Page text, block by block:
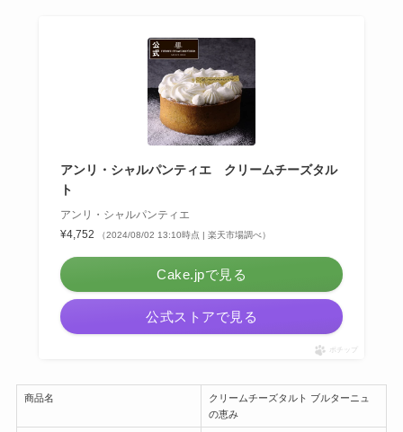
アンリ・シャルパンティエ クリームチーズタル
ト
アンリ・シャルパンティエ
¥4,752
（2024/08/02 13:10時点 | 楽天市場調べ）
Cake.jpで見る
公式ストアで見る
ポチップ
商品名
クリームチーズタルト ブルターニュ
の恵み